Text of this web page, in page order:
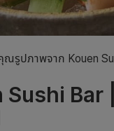
ณรูปภาพจาก Kouen
Sushi Bar